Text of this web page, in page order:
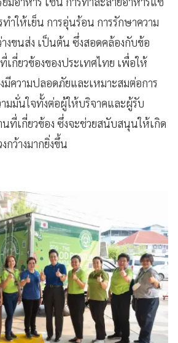
ทำให้เย็น การอุ่นร้อน การรักษาความ
งขนส่ง เป็นต้น ซึ่งสอดคล้องกับข้อ
กี่ยวข้องของประเทศไทย เพื่อให้
มีความปลอดภัยและเหมาะสมต่อการ
มมั่นใจทั้งต่อผู้ให้บริจาคและผู้รับ
นที่เกี่ยวข้อง ซึ่งจะช่วยสนับสนุนให้เกิด
กว้างมากยิ่งขึ้น